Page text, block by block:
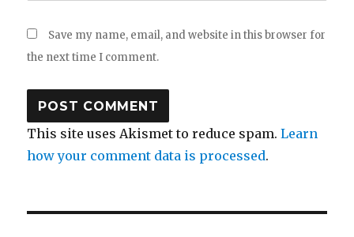
Save my name, email, and website in this browser for
the next time I comment.
This site uses Akismet to reduce spam.Learn
how your comment data is processed.